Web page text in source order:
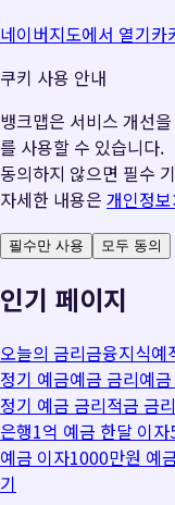
네이버지도에서 열기카
쿠키 사용 안내
뱅크맵은 서비스 개선
를 사용할 수 있습니다.
동의하지 않으면 필수
자세한 내용은 개인정
필수만 사용 모두 동의
인기 페이지
오늘의 금리금융지식예
정기 예금예금 금리예
정기 예금 금리적금 금리
은행1억 예금 한달 이자
예금 이자1000만원 예
기